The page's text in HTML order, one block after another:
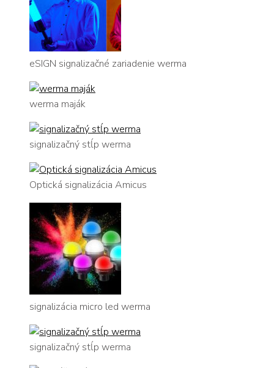
eSIGN signalizačné zariadenie werma
werma maják
signalizačný stĺp werma
Optická signalizácia Amicus
signalizácia micro led werma
signalizačný stĺp werma